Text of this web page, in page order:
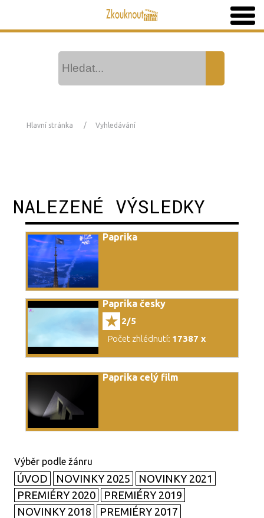
Hlavní stránka Vyhledávání
NALEZENÉ VÝSLEDKY
Paprika
Paprika česky
2/5
Počet zhlédnutí: 17387 x
Paprika celý film
ÚVOD NOVINKY 2025
NOVINKY 2021
PREMIÉRY 2020
PREMIÉRY 2019
NOVINKY 2018
PREMIÉRY 2017